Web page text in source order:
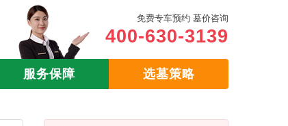
免费专车预约 墓价咨询
400-630-3139
服务保障 选墓策略